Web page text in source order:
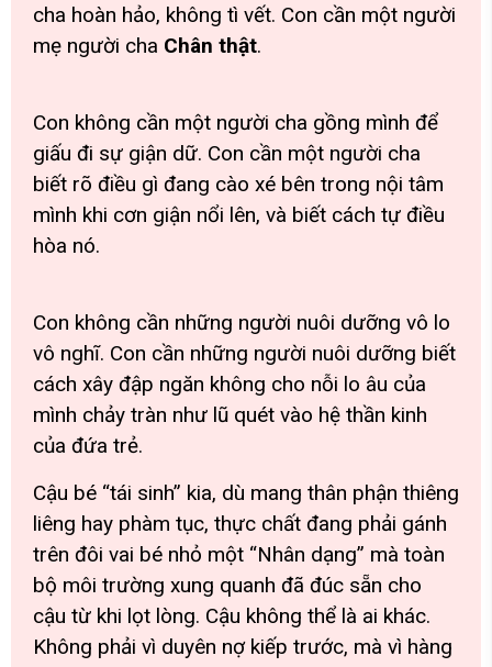
cha hoàn hảo, không tì vết. Con cần một người
mẹ người cha Chân thật.
Con không cần một người cha gồng mình để
giấu đi sự giận dữ. Con cần một người cha
biết rõ điều gì đang cào xé bên trong nội tâm
mình khi cơn giận nổi lên, và biết cách tự điều
hòa nó.
Con không cần những người nuôi dưỡng vô lo
vô nghĩ. Con cần những người nuôi dưỡng biết
cách xây đập ngăn không cho nỗi lo âu của
mình chảy tràn như lũ quét vào hệ thần kinh
của đứa trẻ.
Cậu bé “tái sinh” kia, dù mang thân phận thiêng
liêng hay phàm tục, thực chất đang phải gánh
trên đôi vai bé nhỏ một “Nhân dạng” mà toàn
bộ môi trường xung quanh đã đúc sẵn cho
cậu từ khi lọt lòng. Cậu không thể là ai khác.
Không phải vì duyên nợ kiếp trước, mà vì hàng